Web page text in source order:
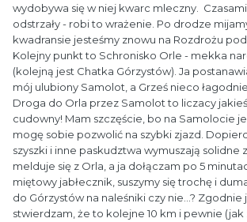
wydobywa się w niej kwarc mleczny. Czasami
odstrzały - robi to wrażenie. Po drodze
kwadransie jesteśmy znowu na Rozdrożu
Kolejny punkt to Schronisko Orle - mekka
(kolejną jest Chatka Górzystów). Ja
mój ulubiony Samolot, a Grześ nieco
Droga do Orla przez Samolot to liczacy
cudowny! Mam szczęście, bo na Samolocie
mogę sobie pozwolić na szybki zjazd.
szyszki i inne paskudztwa wymuszają solidne
melduje się z Orla, a ja dołączam po 5
miętowy jabłecznik, suszymy się trochę i
do Górzystów na naleśniki czy nie...? Zgodnie
stwierdzam, że to kolejne 10 km i pewnie (jak